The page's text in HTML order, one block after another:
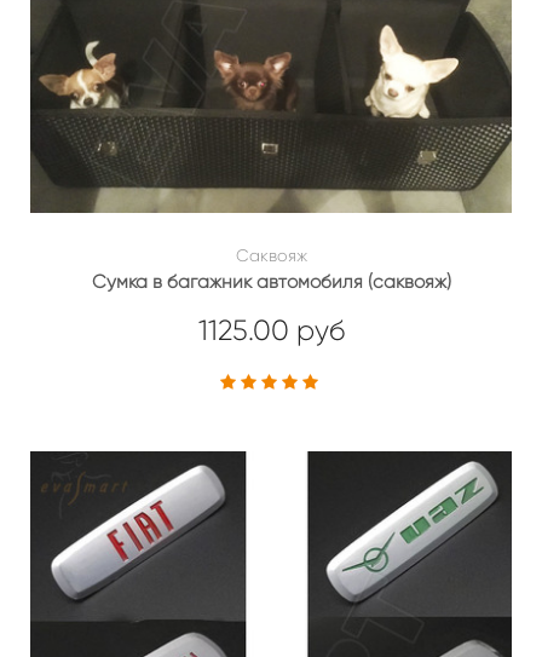
Саквояж
Сумка в багажник автомобиля (саквояж)
1125.00 руб